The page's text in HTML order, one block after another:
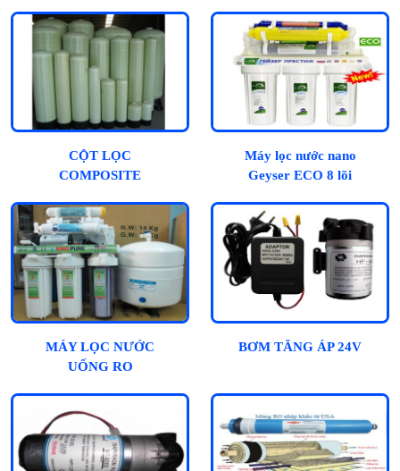
CỘT LỌC
COMPOSITE
Máy lọc nước nano
Geyser ECO 8 lõi
MÁY LỌC NƯỚC
UỐNG RO
BƠM TĂNG ÁP 24V